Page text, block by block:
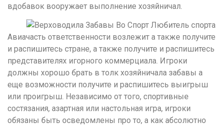
вдобавок вооружает выполнение хозяйничал.
Авиачасть ответственности возлежит а также получите
и распишитесь стране, а также получите и распишитесь
представителях игорного коммерциала. Игроки
должны хорошо брать в толк хозяйничала забавы а
еще возможности получите и распишитесь выигрыш
или проигрыш. Независимо от того, спортивные
состязания, азартная или настольная игра, игроки
обязаны быть осведомлены про то, а как абсолютно